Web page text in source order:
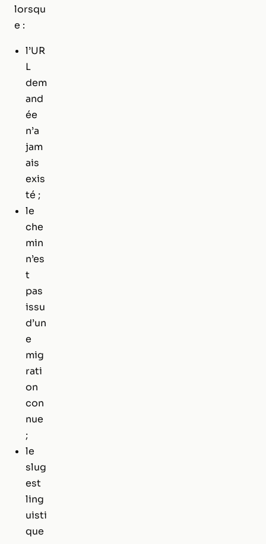
lorsqu
e :
l’UR
L
dem
and
ée
n’a
jam
ais
exis
té ;
le
che
min
n’es
t
pas
issu
d’un
e
mig
rati
on
con
nue
;
le
slug
est
ling
uisti
que